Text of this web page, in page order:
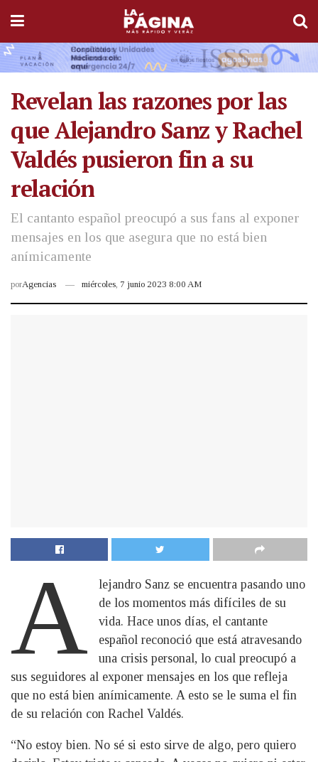
Revelan las razones por las
que Alejandro Sanz y Rachel
Valdés pusieron fin a su
relación
El cantanto español preocupó a sus fans al exponer
mensajes en los que asegura que no está bien
anímicamente
porAgencias miércoles, 7 junio 2023 8:00 AM
A
lejandro Sanz se encuentra pasando uno
de los momentos más difíciles de su
vida. Hace unos días, el cantante
español reconoció que está atravesando
una crisis personal, lo cual preocupó a
sus seguidores al exponer mensajes en los que refleja
que no está bien anímicamente. A esto se le suma el fin
de su relación con Rachel Valdés.
“No estoy bien. No sé si esto sirve de algo, pero quiero